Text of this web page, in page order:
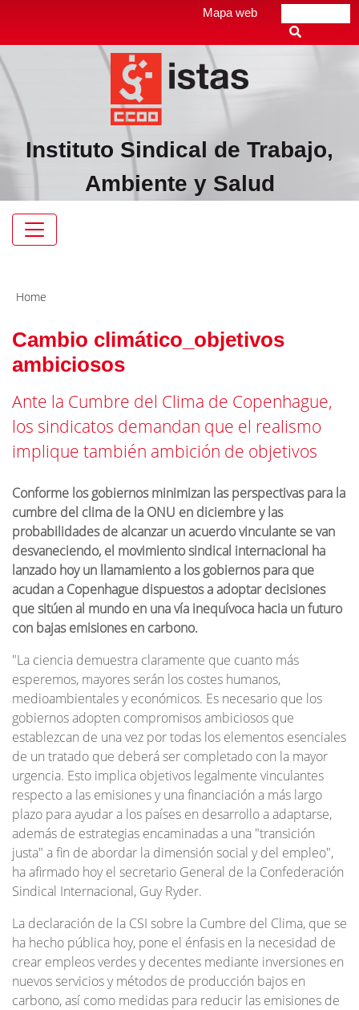
contenido
principal
Mapa web
Instituto Sindical de Trabajo,
Ambiente y Salud
Navegación
Home
Cambio climático_objetivos
ambiciosos
Ante la Cumbre del Clima de Copenhague,
los sindicatos demandan que el realismo
implique también ambición de objetivos
Conforme los gobiernos minimizan las perspectivas para la
cumbre del clima de la ONU en diciembre y las
probabilidades de alcanzar un acuerdo vinculante se van
desvaneciendo, el movimiento sindical internacional ha
lanzado hoy un llamamiento a los gobiernos para que
acudan a Copenhague dispuestos a adoptar decisiones
que sitúen al mundo en una vía inequívoca hacia un futuro
con bajas emisiones en carbono.
"La ciencia demuestra claramente que cuanto más
esperemos, mayores serán los costes humanos,
medioambientales y económicos. Es necesario que los
gobiernos adopten compromisos ambiciosos que
establezcan de una vez por todas los elementos esenciales
de un tratado que deberá ser completado con la mayor
urgencia. Esto implica objetivos legalmente vinculantes
respecto a las emisiones y una financiación a más largo
plazo para ayudar a los países en desarrollo a adaptarse,
además de estrategias encaminadas a una "transición
justa" a fin de abordar la dimensión social y del empleo",
ha afirmado hoy el secretario General de la Confederación
Sindical Internacional, Guy Ryder.
La declaración de la CSI sobre la Cumbre del Clima, que se
ha hecho pública hoy, pone el énfasis en la necesidad de
crear empleos verdes y decentes mediante inversiones en
nuevos servicios y métodos de producción bajos en
carbono, así como medidas para reducir las emisiones de